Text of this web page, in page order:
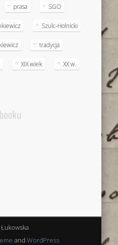
prasa SGO
Szulc-Holnicki
tradycja
XIX wiek XX w.
and WordPress